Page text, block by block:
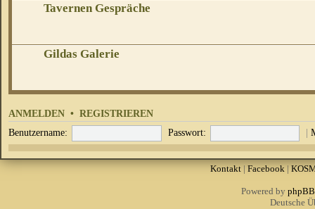
Tavernen Gespräche
Gildas Galerie
ANMELDEN • REGISTRIEREN
Benutzername: Passwort: |
Kontakt| Facebook|
Powered by phpBB
Deutsche